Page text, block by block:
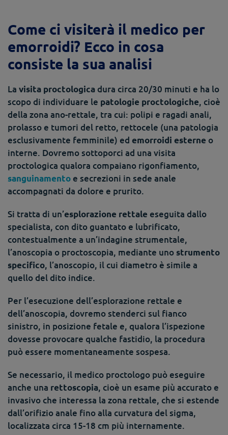
Come ci visiterà il medico per
emorroidi? Ecco in cosa
consiste la sua analisi
La visita proctologica dura circa 20/30 minuti e ha lo
scopo di individuare le patologie proctologiche, cioè
della zona ano-rettale, tra cui: polipi e ragadi anali,
prolasso e tumori del retto, rettocele (una patologia
esclusivamente femminile) ed emorroidi esterne o
interne. Dovremo sottoporci ad una visita
proctologica qualora compaiano rigonfiamento,
sanguinamento e secrezioni in sede anale
accompagnati da dolore e prurito.
Si tratta di un’esplorazione rettale eseguita dallo
specialista, con dito guantato e lubrificato,
contestualmente a un’indagine strumentale,
l’anoscopia o proctoscopia, mediante uno strumento
specifico, l’anoscopio, il cui diametro è simile a
quello del dito indice.
Per l’esecuzione dell’esplorazione rettale e
dell’anoscopia, dovremo stenderci sul fianco
sinistro, in posizione fetale e, qualora l’ispezione
dovesse provocare qualche fastidio, la procedura
può essere momentaneamente sospesa.
Se necessario, il medico proctologo può eseguire
anche una rettoscopia, cioè un esame più accurato e
invasivo che interessa la zona rettale, che si estende
dall’orifizio anale fino alla curvatura del sigma,
localizzata circa 15-18 cm più internamente.